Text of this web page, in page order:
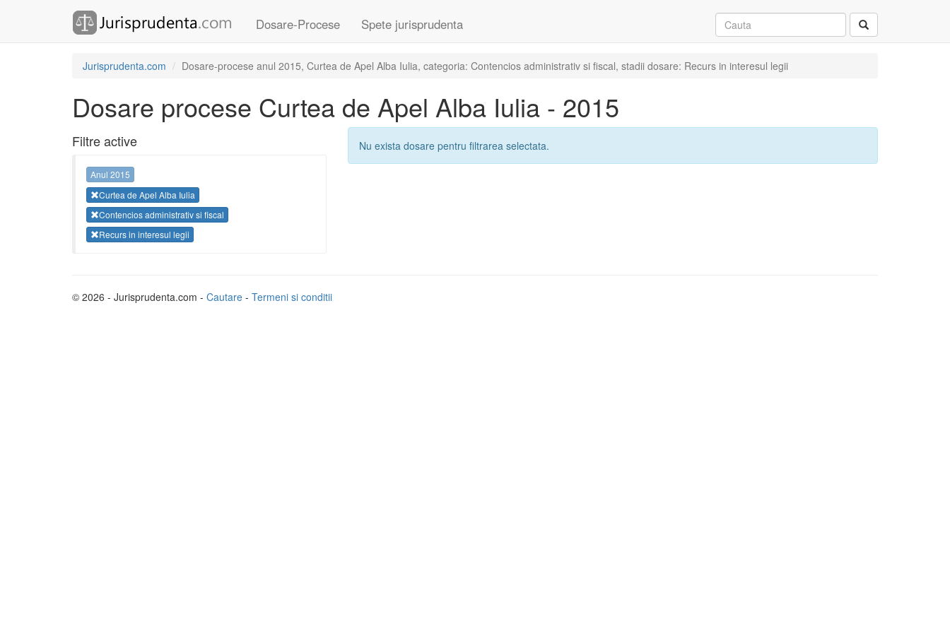
Dosare-Procese Spete jurisprudenta
Jurisprudenta.com Dosare-procese anul 2015, Curtea de Apel Alba Iulia, categoria: Contencios administrativ si fiscal, stadii dosare: Recurs in interesul legii
Dosare procese Curtea de Apel Alba Iulia - 2015
Filtre active
Anul 2015
Curtea de Apel Alba Iulia
Contencios administrativ si fiscal
Recurs in interesul legii
Nu exista dosare pentru filtrarea selectata.
© 2026 - Jurisprudenta.com - Cautare - Termeni si conditii